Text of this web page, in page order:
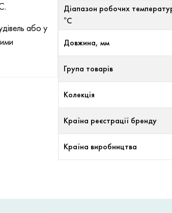
або у
Діапазон робочих
°С
Довжина, мм
Група товарів
Колекція
Країна реєстрації бренду
Країна виробництва